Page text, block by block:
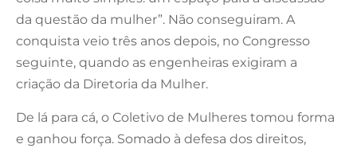
da questão da mulher”. Não conseguiram. A
conquista veio três anos depois, no Congresso
seguinte, quando as engenheiras exigiram a
criação da Diretoria da Mulher.
De lá para cá, o Coletivo de Mulheres tomou forma
e ganhou força. Somado à defesa dos direitos,